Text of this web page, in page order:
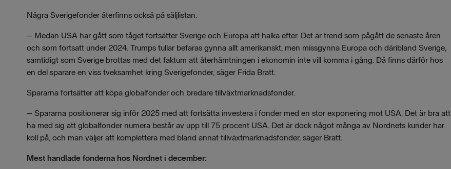
Några Sverigefonder återfinns också på säljlistan.
– Medan USA har gått som tåget fortsätter Sverige och Europa att halka efter. Det är trend som pågått de senaste åren
och som fortsatt under 2024. Trumps tullar befaras gynna allt amerikanskt, men missgynna Europa och däribland Sverige,
samtidigt som Sverige brottas med det faktum att återhämtningen i ekonomin inte vill komma i gång. Då finns därför hos
en del sparare en viss tveksamhet kring Sverigefonder, säger Frida Bratt.
Spararna fortsätter att köpa globalfonder och bredare tillväxtmarknadsfonder.
– Spararna positionerar sig inför 2025 med att fortsätta investera i fonder med en stor exponering mot USA. Det är bra att
ha med sig att globalfonder numera består av upp till 75 procent USA. Det är dock något många av Nordnets kunder har
koll på, och man väljer att komplettera med bland annat tillväxtmarknadsfonder, säger Bratt.
Mest handlade fonderna hos Nordnet i december: